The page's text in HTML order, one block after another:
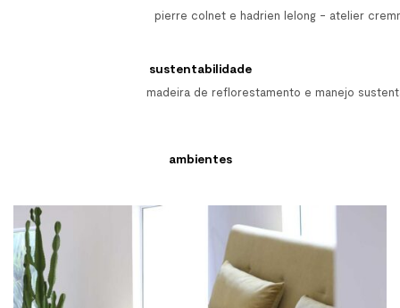
pierre colnet e hadrien lelong - atelier
sustentabilidade
madeira de reflorestamento e manejo
ambientes